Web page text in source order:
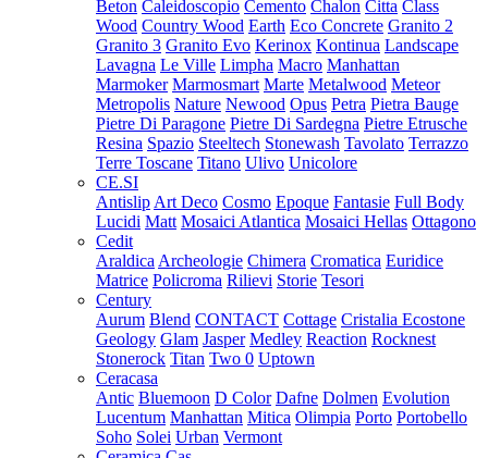
Beton Caleidoscopio Cemento Chalon Citta Class
Wood Country Wood Earth Eco Concrete Granito 2
Granito 3 Granito Evo Kerinox Kontinua Landscape
Lavagna Le Ville Limpha Macro Manhattan
Marmoker Marmosmart Marte Metalwood Meteor
Metropolis Nature Newood Opus Petra Pietra Bauge
Pietre Di Paragone Pietre Di Sardegna Pietre Etrusche
Resina Spazio Steeltech Stonewash Tavolato Terrazzo
Terre Toscane Titano Ulivo Unicolore
CE.SI
Antislip Art Deco Cosmo Epoque Fantasie Full Body
Lucidi Matt Mosaici Atlantica Mosaici Hellas Ottagono
Cedit
Araldica Archeologie Chimera Cromatica Euridice
Matrice Policroma Rilievi Storie Tesori
Century
Aurum Blend CONTACT Cottage Cristalia Ecostone
Geology Glam Jasper Medley Reaction Rocknest
Stonerock Titan Two 0 Uptown
Ceracasa
Antic Bluemoon D Color Dafne Dolmen Evolution
Lucentum Manhattan Mitica Olimpia Porto Portobello
Soho Solei Urban Vermont